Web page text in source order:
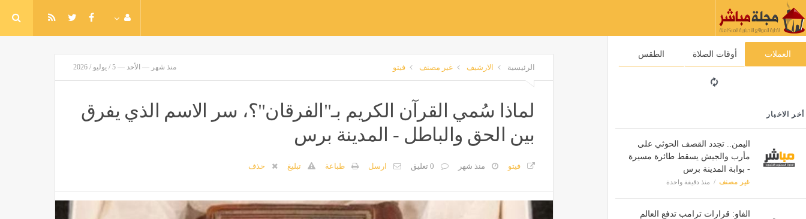
العملات أوقات الصلاة الطقس
أخر الاخبار
اليمن.. تجدد القصف الحوثي على
مأرب والجيش يسقط طائرة مسيرة
- بوابة المدينة برس
غير مصنف منذ دقيقة واحدة
الفاو: قرارات ترامب تدفع العالم
الرئيسية الارشيف غير مصنف فيتو منذ شهر — الأحد — 5 / يوليو / 2026
لماذا سُمي القرآن الكريم بـ"الفرقان"؟، سر الاسم الذي يفرق
بين الحق والباطل - المدينة برس
فيتو منذ شهر 0 تعليق ارسل طباعة تبليغ حذف